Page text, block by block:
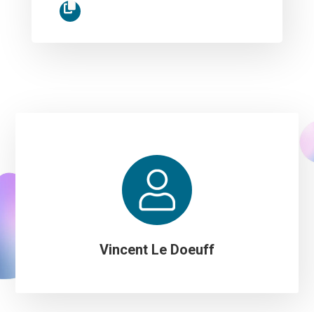
Vincent Le Doeuff